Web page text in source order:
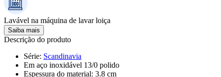
Lavável na máquina de lavar loiça
Saiba mais
Descrição do produto
Série: Scandinavia
Em aço inoxidável 13/0 polido
Espessura do material: 3.8 cm